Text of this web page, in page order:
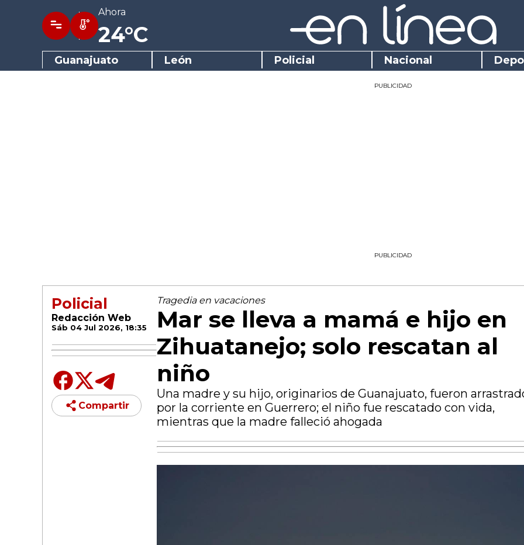
Ahora
24°C
Guanajuato León Policial Nacional
PUBLICIDAD
PUBLICIDAD
Policial
Redacción Web
Sáb 04 Jul 2026, 18:35
Compartir
Tragedia en vacaciones
Mar se lleva a mamá e hijo en
Zihuatanejo; solo rescatan al
niño
Una madre y su hijo, originarios de Guanajuato, fueron
por la corriente en Guerrero; el niño fue rescatado con vida,
mientras que la madre falleció ahogada